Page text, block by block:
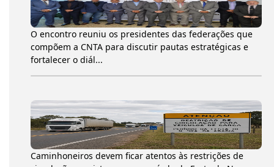
O encontro reuniu os presidentes das federações que
compõem a CNTA para discutir pautas estratégicas e
fortalecer o diál...
Caminhoneiros devem ficar atentos às restrições de